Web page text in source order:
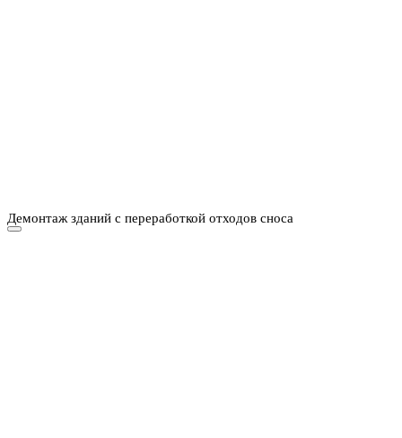
Демонтаж зданий с переработкой отходов сноса